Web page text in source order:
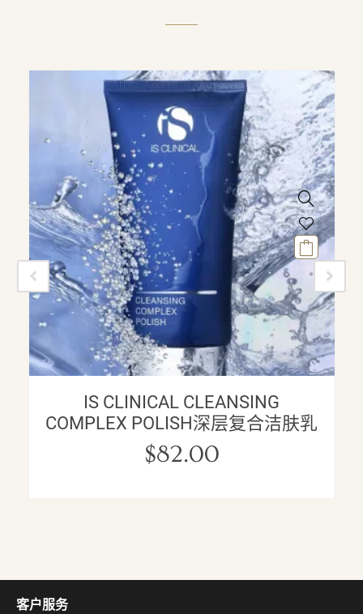
IS CLINICAL CLEANSING
COMPLEX POLISH深层复合洁肤乳
$82.00
客户服务